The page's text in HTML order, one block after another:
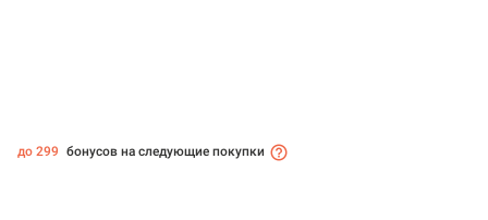
до 299 бонусов на следующие покупки